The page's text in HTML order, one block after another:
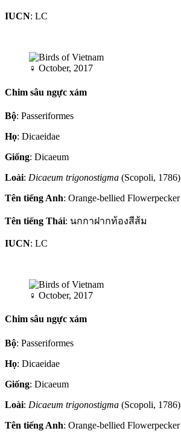
IUCN: LC
♀ October, 2017
Chim sâu ngực xám
Bộ: Passeriformes
Họ: Dicaeidae
Giống: Dicaeum
Loài: Dicaeum trigonostigma (Scopoli, 1786)
Tên tiếng Anh: Orange-bellied Flowerpecker
Tên tiếng Thái: นกกาฝากท้องสีส้ม
IUCN: LC
♀ October, 2017
Chim sâu ngực xám
Bộ: Passeriformes
Họ: Dicaeidae
Giống: Dicaeum
Loài: Dicaeum trigonostigma (Scopoli, 1786)
Tên tiếng Anh: Orange-bellied Flowerpecker